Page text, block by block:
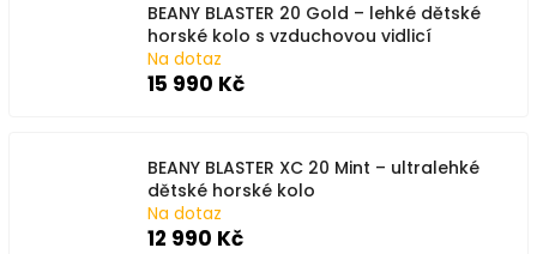
BEANY BLASTER 20 Gold – lehké dětské
horské kolo s vzduchovou vidlicí
Na dotaz
15 990 Kč
BEANY BLASTER XC 20 Mint – ultralehké
dětské horské kolo
Na dotaz
12 990 Kč